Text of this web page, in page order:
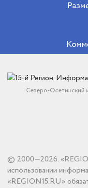
Северо-Осетинский
© 2000—2026.
использовании
«REGION15.RU»